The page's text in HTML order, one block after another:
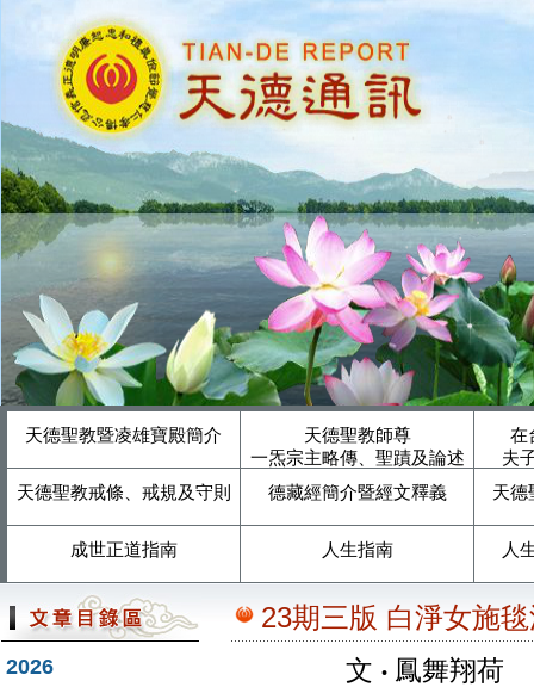
天德聖教暨凌雄寶殿簡介
天德聖教師尊
一炁宗主略傳、聖蹟及論述
在
夫
天德聖教戒條、戒規及守則
德藏經簡介暨經文釋義 天德
成世正道指南 人生指南 人
2026
23期三版 白淨女施
文 ‧ 鳳舞翔荷